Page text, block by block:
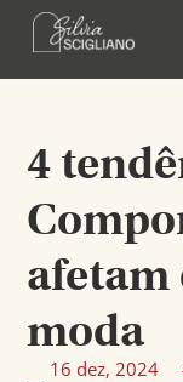
4
moda
16 dez, 2024